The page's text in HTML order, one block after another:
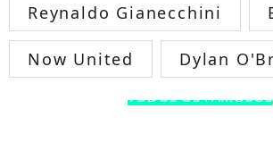
Reynaldo Gianecchini
Now United Dylan
TODOS OS FAMOSOS